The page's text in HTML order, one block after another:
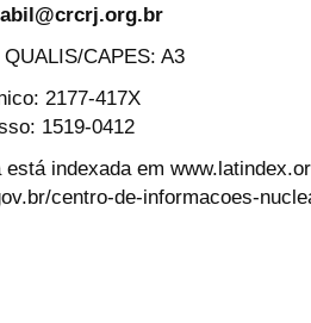
CAPES: A3
2177-417X
1519-0412
indexada em
centro-de-informacoes-